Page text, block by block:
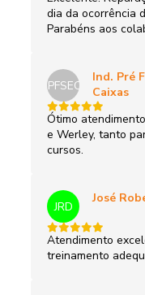
dia da ocorrência
Parabéns aos
IPFSEC
Ind. Pré
Caixas
Ótimo
e Werley, tanto
cursos.
JRD
José
Atendimento
treinamento